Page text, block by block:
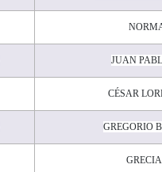
JUAN
CÉSAR
GREGORIO